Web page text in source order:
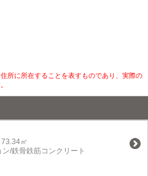
所に所在することを表すものであり、実際の
㎡
/鉄骨鉄筋コンクリート